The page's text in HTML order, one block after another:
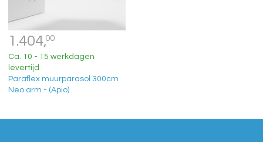
1.404,00
Ca. 10 - 15 werkdagen
levertijd
Paraflex muurparasol 300cm
Neo arm - (Apio)